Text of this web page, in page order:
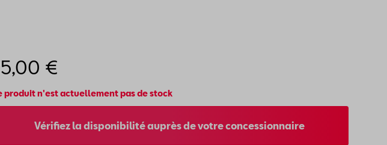
€
produit n'est actuellement pas de stock
Vérifiez la disponibilité auprès de votre concessionnaire